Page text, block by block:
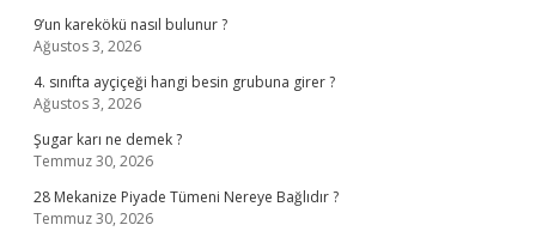
9’un karekökü nasıl bulunur ?
Ağustos 3, 2026
4. sınıfta ayçiçeği hangi besin grubuna girer ?
Ağustos 3, 2026
Şugar karı ne demek ?
Temmuz 30, 2026
28 Mekanize Piyade Tümeni Nereye Bağlıdır ?
Temmuz 30, 2026